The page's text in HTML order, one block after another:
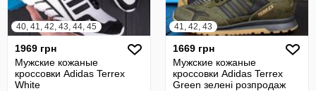
40, 41, 42, 43, 44, 45
1969 грн
Мужские кожаные
кроссовки Adidas Terrex
White
41, 42, 43
1669 грн
Мужские кожаные
кроссовки Adidas Terrex
Green зелені розпродаж